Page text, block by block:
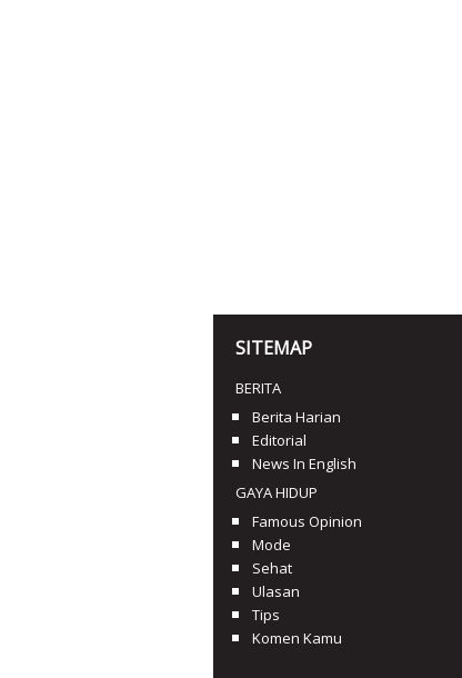
SITEMAP
BERITA
Berita Harian
Editorial
News In English
GAYA HIDUP
Famous Opinion
Mode
Sehat
Ulasan
Tips
Komen Kamu